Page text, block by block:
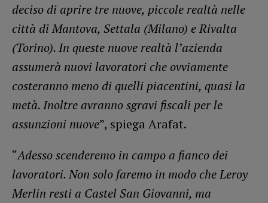
deciso di aprire tre nuove, piccole realtà nelle
città di Mantova, Settala (Milano) e Rivalta
(Torino). In queste nuove realtà l’azienda
assumerà nuovi lavoratori che ovviamente
costeranno meno di quelli piacentini, quasi la
metà. Inoltre avranno sgravi fiscali per le
assunzioni nuove”, spiega Arafat.
“Adesso scenderemo in campo a fianco dei
lavoratori. Non solo faremo in modo che Leroy
Merlin resti a Castel San Giovanni, ma